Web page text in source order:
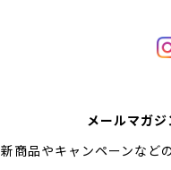
メールマガ
新商品やキャンペーンなど